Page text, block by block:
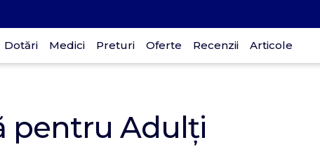
Dotări Medici Preturi Oferte Recenzii Articole
pentru Adulți